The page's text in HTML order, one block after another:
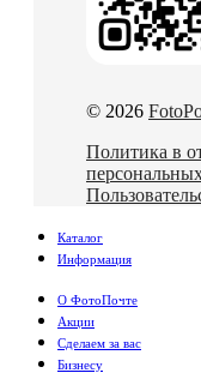
© 2026
Политика в
Каталог
Информация
О ФотоПочте
Акции
Сделаем за вас
Бизнесу